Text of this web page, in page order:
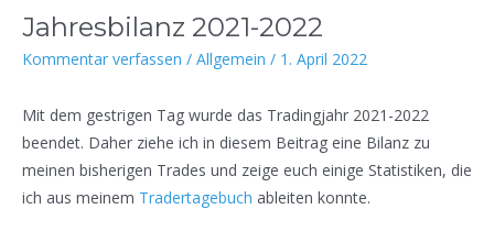
Jahresbilanz 2021-2022
Kommentar verfassen / Allgemein / 1. April 2022
Mit dem gestrigen Tag wurde das Tradingjahr 2021-2022
beendet. Daher ziehe ich in diesem Beitrag eine Bilanz zu
meinen bisherigen Trades und zeige euch einige Statistiken, die
ich aus meinem Tradertagebuch ableiten konnte.